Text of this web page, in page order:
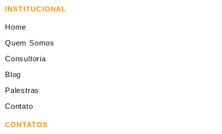
INSTITUCIONAL
Home
Quem Somos
Consultoria
Blog
Palestras
Contato
CONTATOS